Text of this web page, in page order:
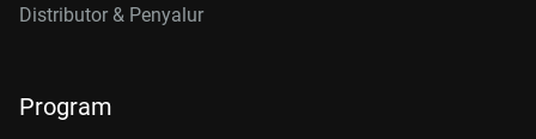
Distributor & Penyalur
Program